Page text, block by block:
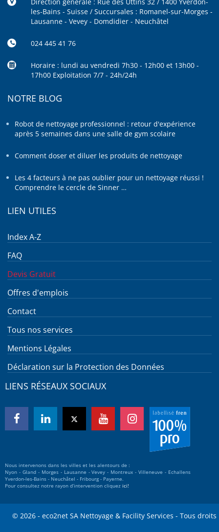
les-Bains - Suisse / Succursales : Romanel-sur-Morges -
Lausanne - Vevey - Domdidier - Neuchâtel
024 445 41 76
Horaire : lundi au vendredi 7h30 - 12h00 et 13h00 -
17h00 Exploitation 7/7 - 24h/24h
NOTRE BLOG
Robot de nettoyage professionnel : retour d'expérience
après 5 semaines dans une salle de gym scolaire
Comment doser et diluer les produits de nettoyage
Les 4 facteurs à ne pas oublier pour un nettoyage réussi !
Comprendre le cercle de Sinner …
LIEN UTILES
Index A-Z
FAQ
Devis Gratuit
Offres d'emplois
Contact
Tous nos services
Mentions Légales
Déclaration sur la Protection des Données
LIENS RÉSEAUX SOCIAUX
Nous intervenons dans les villes et les alentours de :
Nyon - Gland - Morges - Lausanne - Vevey - Montreux - Villeneuve - Echallens
Yverdon-les-Bains - Neuchâtel - Fribourg - Payerne.
Pour consultez notre rayon d’intervention cliquez ici!
© 2026 - eco2net SA Nettoyage & Facility Services - Tous droits